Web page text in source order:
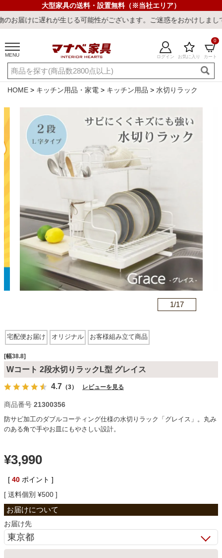
大型家具の送料・設置無料（※当社エリア）
生じる可能性がございます。ご迷惑をおかけしまして誠に申し訳ご
MENU ログイン お気に入り カート
0
ご利用ガイド 新規会員登録
店舗一覧 閲覧履歴
キーワード・商品番号で探す
最短発送 冷感ラグ 冷感寝具 ワークデスク
ソファ
椅子・チェア
食器棚・キッチン収納
ベッド
収納家具
学習机
HOME キッチン用品・家電 キッチン用品 水切りラック
1/17
宅配便お届け オリジナル お客様組み立て商品
[幅38.8]
Wコート 2段水切りラックL型 グレイス
4.7 （3） レビューを見る
商品番号 21300356
防サビ加工のダブルコーティング仕様の水切りラック「グレイス」。丸み
のある角で手やお皿にもやさしい設計。
¥3,990
[ 40 ポイント ]
送料個別 ¥500
お届け先